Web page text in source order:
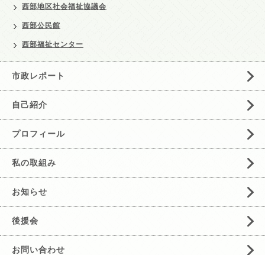
西部地区社会福祉協議会
西部公民館
西部福祉センター
市政レポート
自己紹介
プロフィール
私の取組み
お知らせ
後援会
お問い合わせ